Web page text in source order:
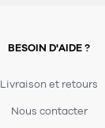
BESOIN D'AIDE ?
Livraison et retours
Nous contacter